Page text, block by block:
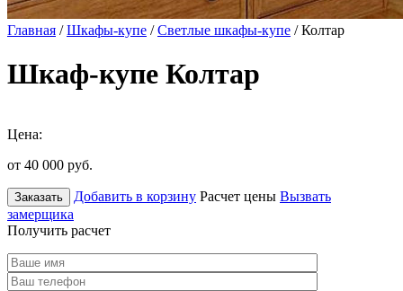
Главная /Шкафы-купе /Светлые шкафы-купе / Колтар
Шкаф-купе Колтар
Цена:
от 40 000 руб.
Заказать Добавить в корзину Расчет цены Вызвать
замерщика
Получить расчет